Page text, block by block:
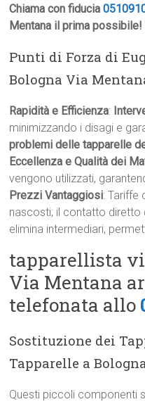
Chiama con fiducia
Mentana il prima possibile!
Punti di Forza di
Bologna Via
Rapidità e Efficienza:
minimizzando i disagi e
problemi delle tapparelle
Eccellenza e Qualità dei
vengono utilizzati,
Prezzi Vantaggiosi: Tariffe
nascosti; il contatto
elimina intermediari,
tapparellista
Via Mentana
telefonata allo
Sostituzione dei
Tapparelle a
Questi piccoli componenti